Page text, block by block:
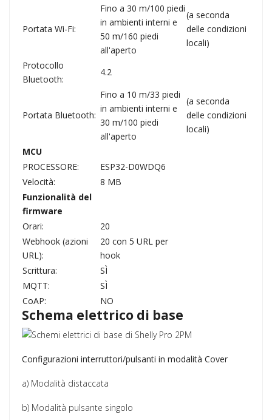
Portata Wi-Fi:
Fino a 30 m/100 piedi
in ambienti interni e
50 m/160 piedi
all'aperto
(a seconda
delle condizioni
locali)
Protocollo
Bluetooth:
4.2
Portata Bluetooth:
Fino a 10 m/33 piedi
in ambienti interni e
30 m/100 piedi
all'aperto
(a seconda
delle condizioni
locali)
MCU
PROCESSORE:
ESP32-D0WDQ6
Velocità:
8 MB
Funzionalità del
firmware
Orari:
20
Webhook (azioni
URL):
20 con 5 URL per
hook
Scrittura:
SÌ
MQTT:
SÌ
CoAP:
NO
Schema elettrico di base
Configurazioni interruttori/pulsanti in modalità Cover
a) Modalità distaccata
b) Modalità pulsante singolo